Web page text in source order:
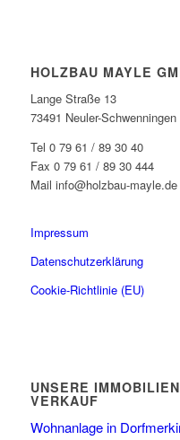
HOLZBAU MAYLE
Lange Straße 13
73491 Neuler-Schwenningen
Tel 0 79 61 / 89 30 40
Fax 0 79 61 / 89 30 444
Mail info@holzbau-mayle.de
Impressum
Datenschutzerklärung
Cookie-Richtlinie (EU)
UNSERE
VERKAUF
Wohnanlage in